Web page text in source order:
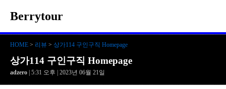
Berrytour
HOME > 리뷰 > 상가114 구인구직 Homepage
상가114 구인구직 Homepage
adzero | 5:31 오후 | 2023년 06월 21일